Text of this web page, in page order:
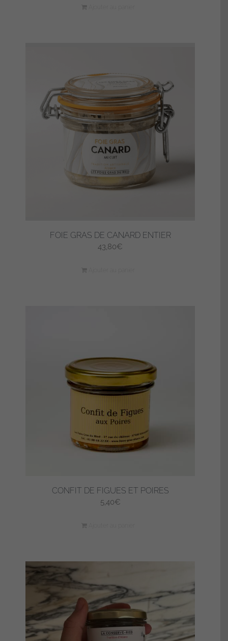
FOIE GRAS DE CANARD ENTIER
43,80€
CONFIT DE FIGUES ET POIRES
5,40€